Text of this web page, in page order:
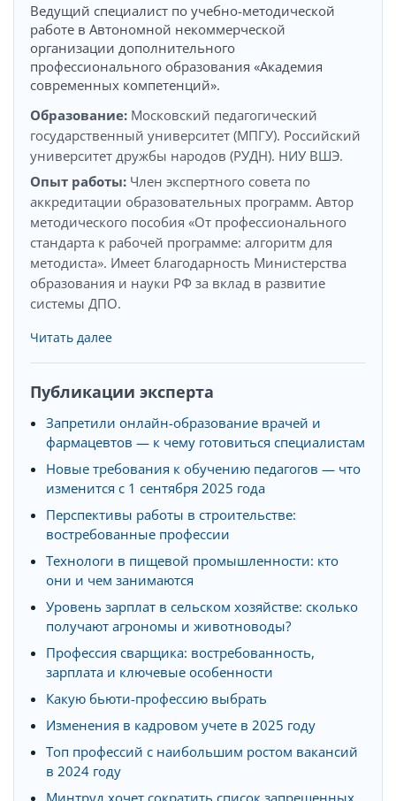
Ведущий специалист по учебно-методической
работе в Автономной некоммерческой
организации дополнительного
профессионального образования «Академия
современных компетенций».
Образование: Московский педагогический
государственный университет (МПГУ). Российский
университет дружбы народов (РУДН). НИУ ВШЭ.
Опыт работы: Член экспертного совета по
аккредитации образовательных программ. Автор
методического пособия «От профессионального
стандарта к рабочей программе: алгоритм для
методиста». Имеет благодарность Министерства
образования и науки РФ за вклад в развитие
системы ДПО.
Читать далее
Публикации эксперта
Запретили онлайн-образование врачей и
фармацевтов — к чему готовиться специалистам
Новые требования к обучению педагогов — что
изменится с 1 сентября 2025 года
Перспективы работы в строительстве:
востребованные профессии
Технологи в пищевой промышленности: кто
они и чем занимаются
Уровень зарплат в сельском хозяйстве: сколько
получают агрономы и животноводы?
Профессия сварщика: востребованность,
зарплата и ключевые особенности
Какую бьюти-профессию выбрать
Изменения в кадровом учете в 2025 году
Топ профессий с наибольшим ростом вакансий
в 2024 году
Минтруд хочет сократить список запрещенных